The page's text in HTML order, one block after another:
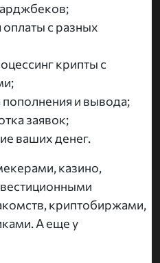
с разных
крипты с
пополнения и вывода;
заявок;
ваших денег.
казино,
криптобиржами,
А еще у